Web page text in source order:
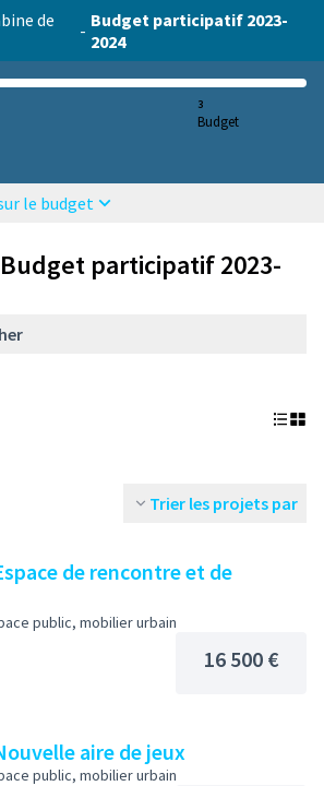
de
- Budget participatif 2023-
2024
3
Budget
le budget
participatif 2023-
Trier les projets par
de rencontre et de
public, mobilier urbain
16 500 €
aire de jeux
public, mobilier urbain